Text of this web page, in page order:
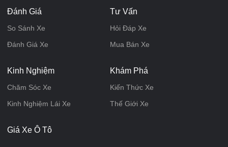
Đánh Giá
So Sánh Xe
Đánh Giá Xe
Tư Vấn
Hỏi Đáp Xe
Mua Bán Xe
Kinh Nghiệm
Chăm Sóc Xe
Kinh Nghiệm Lái Xe
Khám Phá
Kiến Thức Xe
Thế Giới Xe
Giá Xe Ô Tô